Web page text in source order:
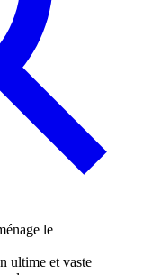
ultime et vaste